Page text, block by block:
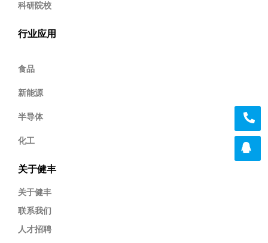
科研院校
行业应用
食品
新能源
半导体
化工
关于健丰
关于健丰
联系我们
人才招聘